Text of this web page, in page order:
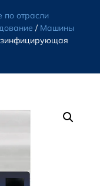
по отрасли
/ Машины